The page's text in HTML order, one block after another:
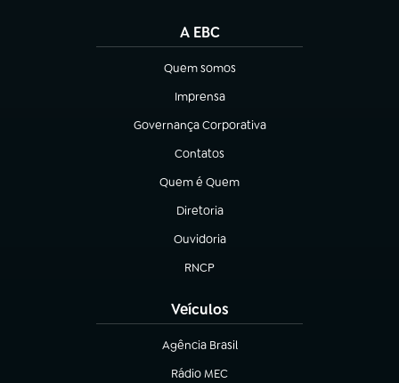
A EBC
Quem somos
(abre em nova aba)
Imprensa
(abre em nova aba)
Governança Corporativa
(abre em nova aba)
Contatos
(abre em nova aba)
Quem é Quem
(abre em nova aba)
Diretoria
(abre em nova aba)
Ouvidoria
(abre em nova aba)
RNCP
(abre em nova aba)
Veículos
Agência Brasil
(abre em nova aba)
Rádio MEC